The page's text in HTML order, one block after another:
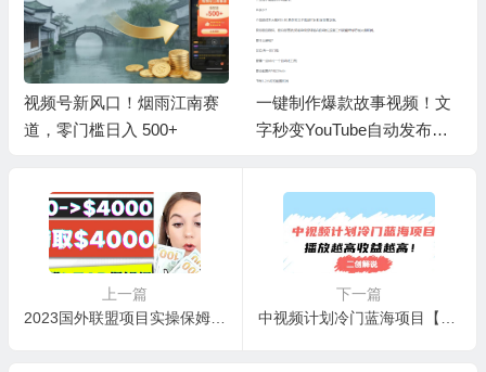
视频号新风口！烟雨江南赛
道，零门槛日入 500+
一键制作爆款故事视频！文
字秒变YouTube自动发布的
上一篇
2023国外联盟项目实操保姆级教程：月入4000美元，适合初学者
下一篇